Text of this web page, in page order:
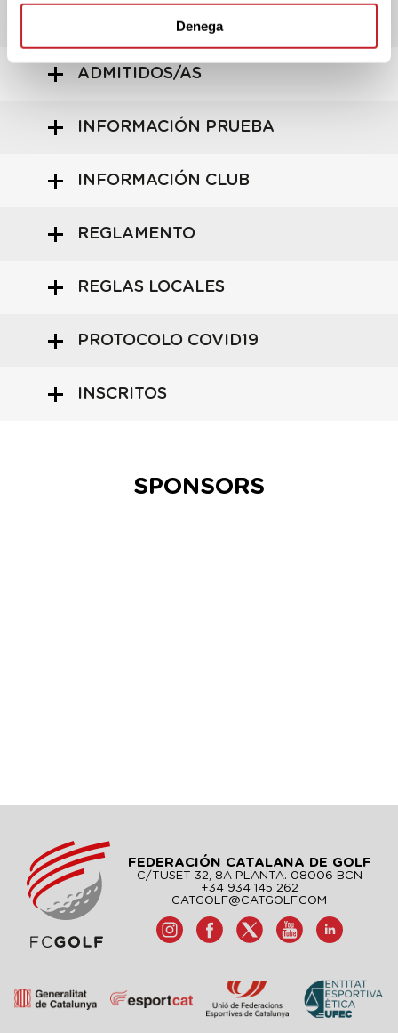
Denega
HORARIO SALIDAS
ADMITIDOS/AS
INFORMACIÓN PRUEBA
INFORMACIÓN CLUB
REGLAMENTO
REGLAS LOCALES
PROTOCOLO COVID19
INSCRITOS
SPONSORS
FEDERACIÓN CATALANA DE GOLF
C/TUSET 32, 8A PLANTA. 08006 BCN
+34 934 145 262
CATGOLF@CATGOLF.COM